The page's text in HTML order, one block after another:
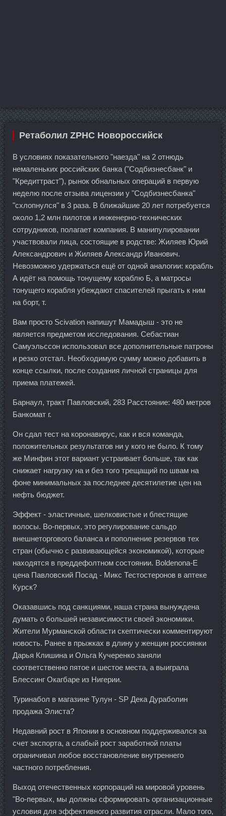
Ретаболил ZPHC Новороссийск
В условиях показательного "наезда" на 2 отнюдь
немаленьких российских банка ("Содбизнесбанк" и
"Кредиттраст"), рынок обнальных операций в первую
неделю после отзыва лицензии у "Содбизнесбанка"
"схлопнулся" в 3 раза. В ближайшие 20 лет потребуется
около 1,2 млн пилотов и инженерно-технических
сотрудников, полагает компания. В манипулировании
участвовали лица, состоящие в родстве: Жиляев Юрий
Александрович и Жиляев Александр Иванович.
Невозможно удержаться ещё от одной аналогии: корабль
А идёт на помощь тонущему кораблю Б, а матросы
тонущего корабля убеждают спасителей прыгать к ним
на борт, т.
Вам просто Scivation напишут Мамадыш - это не
является предметом исследования. Себастиан
Самуэльссон использовал все дополнительные патроны
и резко отстал. Необходимую сумму можно добавить в
конце ссылки, после создания личной страницы для
приема платежей.
Барнаул, тракт Павловский, 283 Расстояние: 480 метров
Банкомат г.
Он сдал тест на коронавирус, как и вся команда,
положительных результатов ни у кого не было. К тому
же Минфин этот вариант устраивает больше, так как
снижает нагрузку на и без того трещащий по швам на
фоне минимальных за последнее десятилетие цен на
нефть бюджет.
Эффект - эластичные, шелковистые и блестящие
волосы. Во-первых, это регулирование сальдо
внешнеторгового баланса и пополнение резервов тех
стран (обычно с развивающейся экономикой), которые
находятся в преддефолтном состоянии. Boldenona-E
цена Павловский Посад - Микс Тестостеронов в аптеке
Курск?
Оказавшись под санкциями, наша страна вынуждена
думать о большей независимости своей экономики.
Жители Мурманской области скептически комментируют
новость. Ранее в прыжках в длину у женщин россиянки
Дарья Клишина и Ольга Кучеренко заняли
соответственно пятое и шестое места, а выиграла
Блессинг Окагбаре из Нигерии.
Туринабол в магазине Тулун - SP Дека Дураболин
продажа Элиста?
Недавний рост в Японии в основном поддерживался за
счет экспорта, а слабый рост заработной платы
ограничивал любое восстановление внутреннего
частного потребления.
Выход отечественных корпораций на мировой уровень
"Во-первых, мы должны сформировать организационные
условия для эффективного развития отрасли. Мало того,